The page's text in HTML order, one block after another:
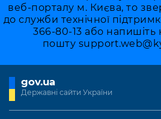
веб-порталу м. Києва, то
до служби технічної
366-80-13 або напишіть
пошту
gov.ua
Державні сайти України